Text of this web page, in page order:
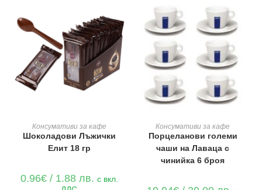
ДОБАВЯНЕ В КОЛИЧКАТА
Консумативи за кафе
Шоколадови Лъжички
Елит 18 гр
0.96€/ 1.88 лв. с вкл.
ДОБАВЯНЕ В КОЛИЧКАТА
Консумативи за кафе
Порцеланови големи
чаши на Лаваца с
чинийка 6 броя